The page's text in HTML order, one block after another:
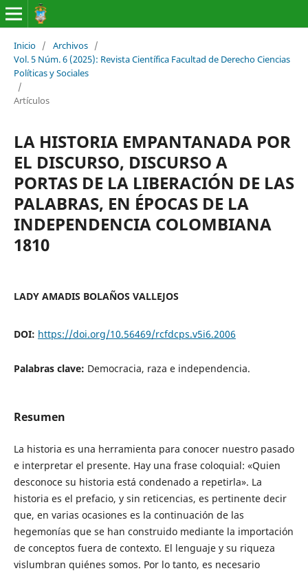
Inicio / Archivos /
Vol. 5 Núm. 6 (2025): Revista Científica Facultad de Derecho Ciencias
Políticas y Sociales
/
Artículos
LA HISTORIA EMPANTANADA POR
EL DISCURSO, DISCURSO A
PORTAS DE LA LIBERACIÓN DE LAS
PALABRAS, EN ÉPOCAS DE LA
INDEPENDENCIA COLOMBIANA
1810
LADY AMADIS BOLAÑOS VALLEJOS
DOI: https://doi.org/10.56469/rcfdcps.v5i6.2006
Palabras clave: Democracia, raza e independencia.
Resumen
La historia es una herramienta para conocer nuestro pasado
e interpretar el presente. Hay una frase coloquial: «Quien
desconoce su historia está condenado a repetirla». La
historia es el prefacio, y sin reticencias, es pertinente decir
que, en varias ocasiones es la continuación de las
hegemonías que se han construido mediante la importación
de conceptos fuera de contexto. El lenguaje y su riqueza
vislumbran quiénes somos. Por lo tanto, es necesario